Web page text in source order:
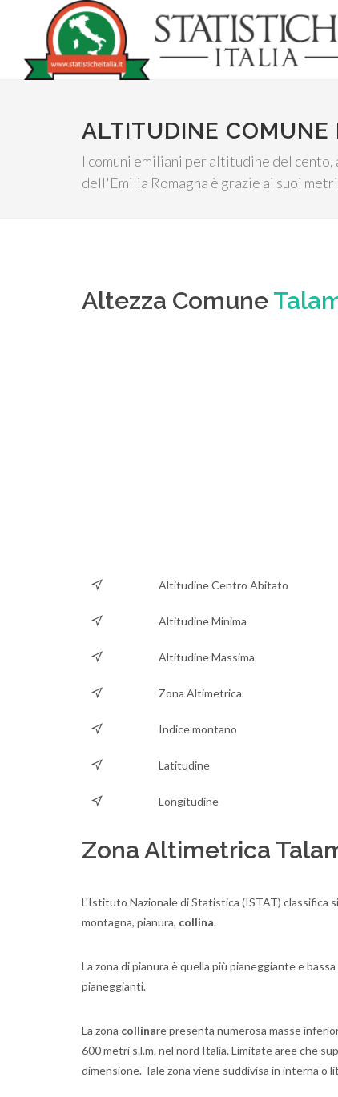
ALTITUDINE COMUNE
I comuni emiliani per altitudine del cento,
dell'Emilia Romagna è grazie ai suoi metri
Altezza Comune
Altitudine Centro Abitato
Altitudine Minima
Altitudine Massima
Zona Altimetrica
Indice montano
Latitudine
Longitudine
Zona Altimetrica
L'Istituto Nazionale di Statistica (ISTAT) classifica
montagna, pianura, collina.
La zona di pianura è quella più pianeggiante e
pianeggianti.
La zona collinare presenta numerosa masse
600 metri s.l.m. nel nord Italia. Limitate aree che
dimensione. Tale zona viene suddivisa in interna o